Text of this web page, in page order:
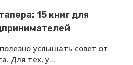
15 книг для
услышать совет от
Для тех, у…